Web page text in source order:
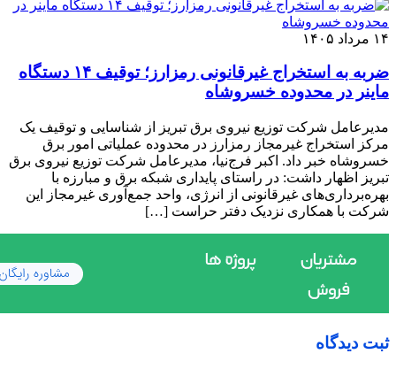
۱۴ مرداد ۱۴۰۵
ضربه به استخراج غیرقانونی رمزارز؛ توقیف ۱۴ دستگاه
ماینر در محدوده خسروشاه
مدیرعامل شرکت توزیع نیروی برق تبریز از شناسایی و توقیف یک
مرکز استخراج غیرمجاز رمزارز در محدوده عملیاتی امور برق
خسروشاه خبر داد. اکبر فرج‌نیا، مدیرعامل شرکت توزیع نیروی برق
تبریز اظهار داشت: در راستای پایداری شبکه برق و مبارزه با
بهره‌برداری‌های غیرقانونی از انرژی، واحد جمع‌آوری غیرمجاز این
شرکت با همکاری نزدیک دفتر حراست […]
ثبت دیدگاه